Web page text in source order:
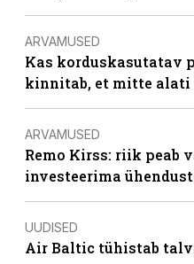
ARVAMUSED
Kas korduskasutatav
kinnitab, et mitte alati
ARVAMUSED
Remo Kirss: riik peab
investeerima
UUDISED
Air Baltic tühistab